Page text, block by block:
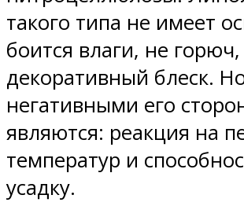
такого типа не имеет
боится влаги, не
декоративный блеск.
негативными его
являются: реакция на
температур и
усадку.